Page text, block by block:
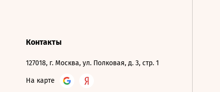
Контакты
127018, г. Москва, ул. Полковая, д. 3, стр. 1
На карте